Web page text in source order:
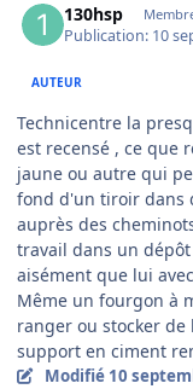
130hsp
Publication: 10
AUTEUR
Technicentre la
est recensé , ce que
jaune ou autre qui
fond d'un tiroir dans
auprès des
travail dans un
aisément que lui
Même un fourgon à
ranger ou stocker
support en ciment
Modifié 10